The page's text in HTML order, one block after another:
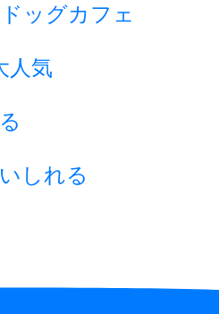
ッグカフェ
人気
しれる